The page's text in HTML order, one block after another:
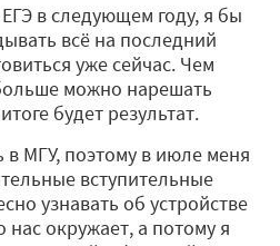
в следующем году, я бы
всё на последний
уже сейчас. Чем
можно нарешать
будет результат.
в МГУ, поэтому в июле меня
вступительные
узнавать об устройстве
нас окружает, а потому я